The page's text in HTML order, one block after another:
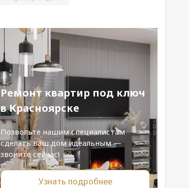
Ремонт квартир под ключ
в Красноярске
Позвольте нашим специалистам
сделать ваш дом идеальным —
звоните сейчас!
Узнать подробнее